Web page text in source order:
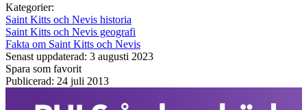
Kategorier:
Saint Kitts och Nevis historia
Saint Kitts och Nevis geografi
Fakta om Saint Kitts och Nevis
Senast uppdaterad: 3 augusti 2023
Spara som favorit
Publicerad: 24 juli 2013